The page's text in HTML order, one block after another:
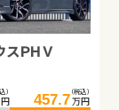
スＰＨＶ
） 457.7 （税込）
万円
ァード
）
円
579.9
税込）
ＨＢ
）
円
29.7
税込）